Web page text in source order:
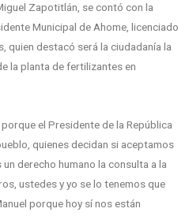
Zapotitlán, se contó con la
Municipal de Ahome, licenciado
quien destacó será la ciudadanía la
la planta de fertilizantes en
el Presidente de la República
quienes decidan si aceptamos
derecho humano la consulta a la
ustedes y yo se lo tenemos que
porque hoy sí nos están